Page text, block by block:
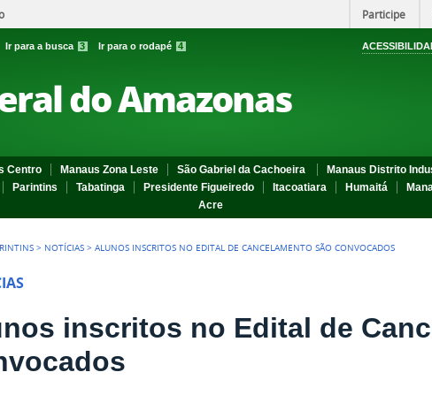
Participe
Ir para a busca 3 Ir para o rodapé 4
do Amazonas
Centro Manaus Zona Leste São Gabriel da Cachoeira
Manaus Distrito
Parintins Tabatinga Presidente Figueiredo Itacoatiara Humaitá
Acre
> NOTÍCIAS >ALUNOS INSCRITOS NO EDITAL DE CANCELAMENTO SÃO CONVOCADOS
inscritos no Edital de